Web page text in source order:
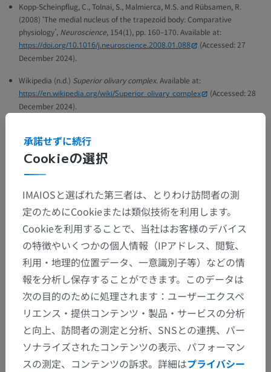
Kopp-Scheinpflug, C., Tolnai, S., Malmierca, M.S. and Rübsamen, R.
(2008) ‘The medial nucleus of the trapezoid body: Comparative
physiology’, Neuroscience, 154(1), pp. 160–170. Available at:
https://doi.org/10.1016/j.neuroscience.2008.01.088
(Accessed: 27
December 2024).
Wikipedia (n.d.) Superior olivary complex. Available at:
https://en.wikipedia.org/wiki/Superior_olivary_complex
(Accessed: 28
December 2024).
解剖学的階層
人体解剖学2
人体解剖学1
系統解剖> 神経系> 中枢神経系> 脳> 菱脳>
後脳；橋と小脳> 橋> 橋被蓋；橋背側部>
灰白質> 台形体核群；台形体核
下位構造：
台形体前核；台形体腹側核
Cookieの選択
承諾せずに続行
IMAIOSと選ばれた第三者は、とりわけ訪問者の測
定のためにCookieまたは類似技術を利用します。
Cookieを利用することで、当社はお客様のデバイス
の特徴やいくつかの個人情報（IPアドレス、閲覧、
利用・地理的位置データ、一意識別子等）などの情
報を分析し保存することができます。このデータは
次の目的のために処理されます：ユーザーエクスペ
リエンス・提供コンテンツ・製品・サービスの分析
と向上、訪問者の測定と分析、SNSとの連携、パー
ソナライズされたコンテンツの表示、パフォーマン
スの測定、コンテンツの訴求。詳細はプライバシー